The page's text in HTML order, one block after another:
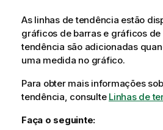
As linhas de tendência estão
gráficos de barras e gráficos de
tendência são adicionadas
uma medida no gráfico.
Para obter mais informações
tendência, consulte Linhas de
Faça o seguinte: